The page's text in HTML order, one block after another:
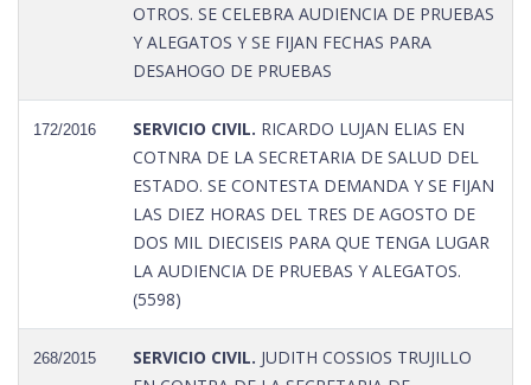
OTROS. SE CELEBRA AUDIENCIA DE PRUEBAS
Y ALEGATOS Y SE FIJAN FECHAS PARA
DESAHOGO DE PRUEBAS
172/2016 SERVICIO CIVIL. RICARDO LUJAN ELIAS EN
COTNRA DE LA SECRETARIA DE SALUD DEL
ESTADO. SE CONTESTA DEMANDA Y SE FIJAN
LAS DIEZ HORAS DEL TRES DE AGOSTO DE
DOS MIL DIECISEIS PARA QUE TENGA LUGAR
LA AUDIENCIA DE PRUEBAS Y ALEGATOS.
(5598)
268/2015 SERVICIO CIVIL. JUDITH COSSIOS TRUJILLO